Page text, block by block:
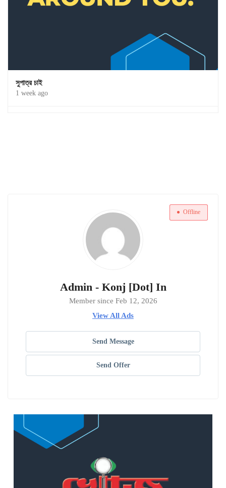
সুপাত্র চাই
1 week ago
Offline
Admin - Konj [Dot] In
Member since Feb 12, 2026
View All Ads
Send Message
Send Offer